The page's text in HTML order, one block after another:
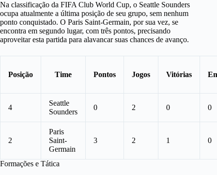
Na classificação da FIFA Club World Cup, o Seattle Sounders
ocupa atualmente a última posição de seu grupo, sem nenhum
ponto conquistado. O Paris Saint-Germain, por sua vez, se
encontra em segundo lugar, com três pontos, precisando
aproveitar esta partida para alavancar suas chances de avanço.
Posição Time Pontos Jogos Vitórias
4
Seattle
Sounders
0 2 0 0
2
Paris
Saint-
Germain
3 2 1 0
Formações e Tática